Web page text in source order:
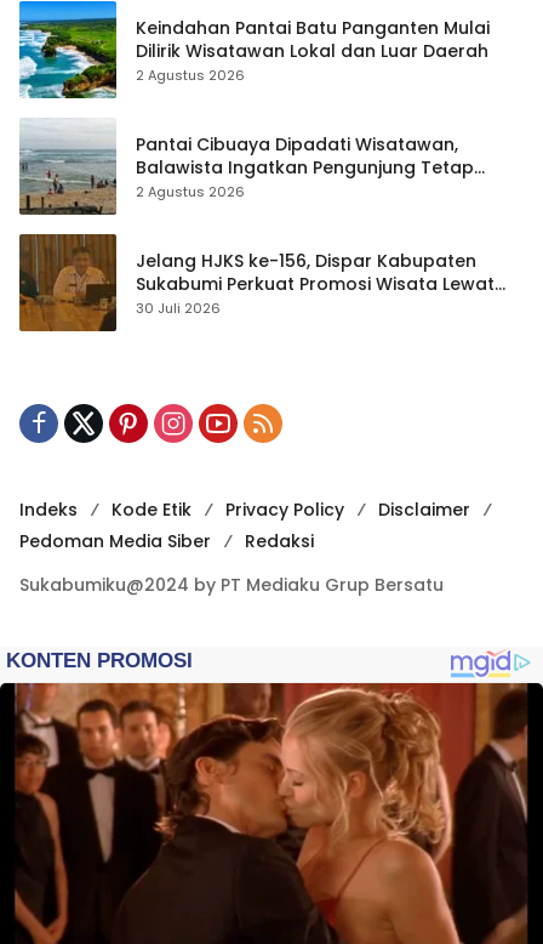
Keindahan Pantai Batu Panganten Mulai
Dilirik Wisatawan Lokal dan Luar Daerah
2 Agustus 2026
Pantai Cibuaya Dipadati Wisatawan,
Balawista Ingatkan Pengunjung Tetap
Waspada
2 Agustus 2026
Jelang HJKS ke-156, Dispar Kabupaten
Sukabumi Perkuat Promosi Wisata Lewat
Publikasi Digital
30 Juli 2026
Indeks Kode Etik Privacy Policy
Disclaimer
Pedoman Media Siber
Redaksi
Sukabumiku@2024 by PT Mediaku Grup Bersatu